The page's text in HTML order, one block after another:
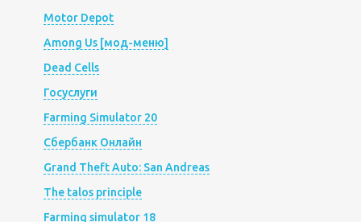
Motor Depot
Among Us [мод-меню]
Dead Cells
Госуслуги
Farming Simulator 20
Сбербанк Онлайн
Grand Theft Auto: San Andreas
The talos principle
Farming simulator 18